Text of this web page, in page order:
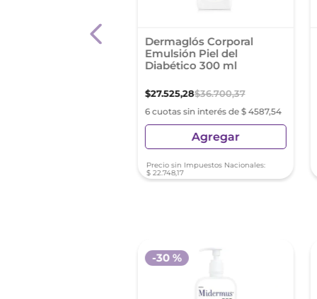
Anti-Celulitis
Dermaglós Corporal
Emulsión Piel del
Diabético 300 ml
$27.525,28$36.700,37
6 cuotas sin interés de $ 4587,54
Agregar
Precio sin Impuestos Nacionales:
$ 22.748,17
-30 %